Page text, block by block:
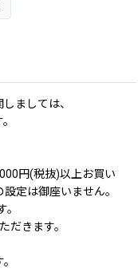
ましては、
円(税抜)以上お買い
定は御座いません。
だきます。